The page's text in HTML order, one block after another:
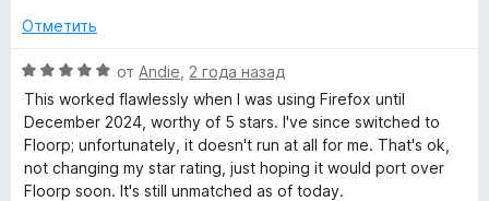
5
з
5
о
а
4
и
з
Отметить
О
ц
е
н
е
н
от Andie 2 года назад
This worked flawlessly when I was using Firefox until
December 2024, worthy of 5 stars. I've since switched to
Floorp; unfortunately, it doesn't run at all for me. That's ok,
not changing my star rating, just hoping it would port over
Floorp soon. It's still unmatched as of today.